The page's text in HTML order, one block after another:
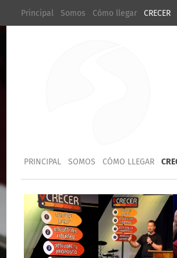
Principal Somos Cómo llegar CRECER
PRINCIPAL SOMOS CÓMO LLEGAR